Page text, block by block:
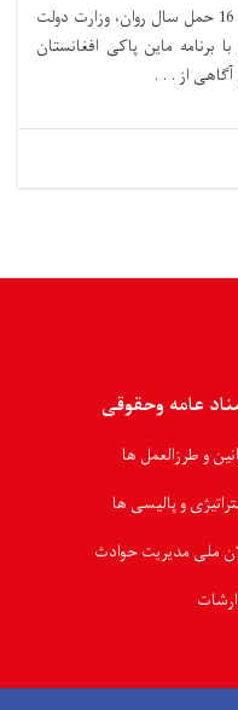
کابل – افغانستان، قراراست فردا پنج‌شنبه 16 حمل سال روان، وزارت دولت
ماین پاکی افغانستان
از . . .
عامه وحقوقی
و طرزالعمل ها
و پالیسی ها
ملی مدیریت حوادث